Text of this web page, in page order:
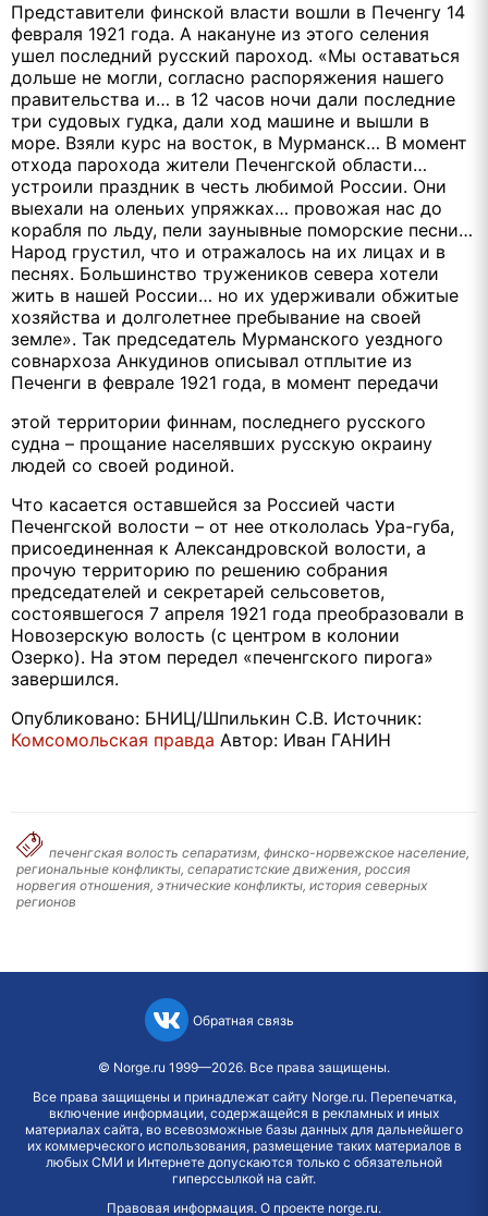
Представители финской власти вошли в Печенгу 14
февраля 1921 года. А накануне из этого селения
ушел последний русский пароход. «Мы оставаться
дольше не могли, согласно распоряжения нашего
правительства и… в 12 часов ночи дали последние
три судовых гудка, дали ход машине и вышли в
море. Взяли курс на восток, в Мурманск… В момент
отхода парохода жители Печенгской области…
устроили праздник в честь любимой России. Они
выехали на оленьих упряжках… провожая нас до
корабля по льду, пели заунывные поморские песни…
Народ грустил, что и отражалось на их лицах и в
песнях. Большинство тружеников севера хотели
жить в нашей России… но их удерживали обжитые
хозяйства и долголетнее пребывание на своей
земле». Так председатель Мурманского уездного
совнархоза Анкудинов описывал отплытие из
Печенги в феврале 1921 года, в момент передачи
этой территории финнам, последнего русского
судна – прощание населявших русскую окраину
людей со своей родиной.
Что касается оставшейся за Россией части
Печенгской волости – от нее откололась Ура-губа,
присоединенная к Александровской волости, а
прочую территорию по решению собрания
председателей и секретарей сельсоветов,
состоявшегося 7 апреля 1921 года преобразовали в
Новозерскую волость (с центром в колонии
Озерко). На этом передел «печенгского пирога»
завершился.
Опубликовано: БНИЦ/Шпилькин С.В. Источник:
Комсомольская правда Автор: Иван ГАНИН
печенгская волость сепаратизм, финско-норвежское население,
региональные конфликты, сепаратистские движения, россия
норвегия отношения, этнические конфликты, история северных
регионов
Обратная связь
© Norge.ru 1999—2026. Все права защищены.
Все права защищены и принадлежат сайту Norge.ru. Перепечатка,
включение информации, содержащейся в рекламных и иных
материалах сайта, во всевозможные базы данных для дальнейшего
их коммерческого использования, размещение таких материалов в
любых СМИ и Интернете допускаются только с обязательной
гиперссылкой на сайт.
Правовая информация. О проекте norge.ru.